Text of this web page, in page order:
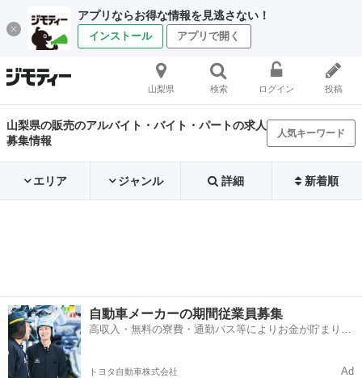
アプリならお得な情報を見逃さない！
インストール アプリで開く
山梨県 検索 ログイン 投稿
山梨県の販売のアルバイト・バイト・パートの求人
募集情報
人気キーワード
エリア ジャンル 詳細 新着順
自動車メーカーの期間従業員募集
高収入・無料の寮費・通勤バス等によりお金が貯まりや
トヨタ自動車株式会社 Ad